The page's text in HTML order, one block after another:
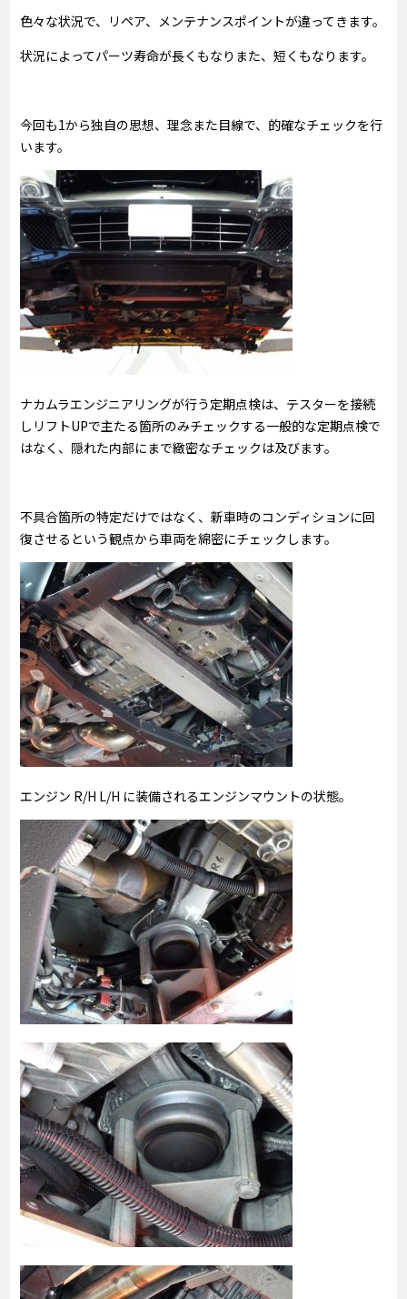
色々な状況で、リペア、メンテナンスポイントが違ってきます。
状況によってパーツ寿命が長くもなりまた、短くもなります。
今回も1から独自の思想、理念また目線で、的確なチェックを行
います。
ナカムラエンジニアリングが行う定期点検は、テスターを接続
しリフトUPで主たる箇所のみチェックする一般的な定期点検で
はなく、隠れた内部にまで緻密なチェックは及びます。
不具合箇所の特定だけではなく、新車時のコンディションに回
復させるという観点から車両を綿密にチェックします。
エンジン R/H L/H に装備されるエンジンマウントの状態。